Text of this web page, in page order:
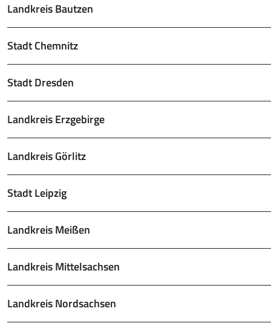
Landkreis Bautzen
Stadt Chemnitz
Stadt Dresden
Landkreis Erzgebirge
Landkreis Görlitz
Stadt Leipzig
Landkreis Meißen
Landkreis Mittelsachsen
Landkreis Nordsachsen